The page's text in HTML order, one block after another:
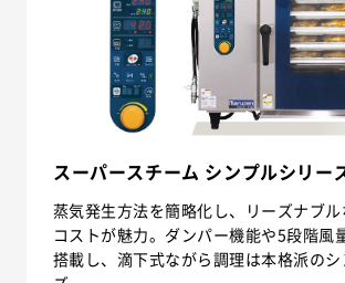
スーパースチーム シンプルシリー
蒸気発生方法を簡略化し、リーズナブ
コストが魅力。ダンパー機能や5段階風
搭載し、滴下式ながら調理は本格派の